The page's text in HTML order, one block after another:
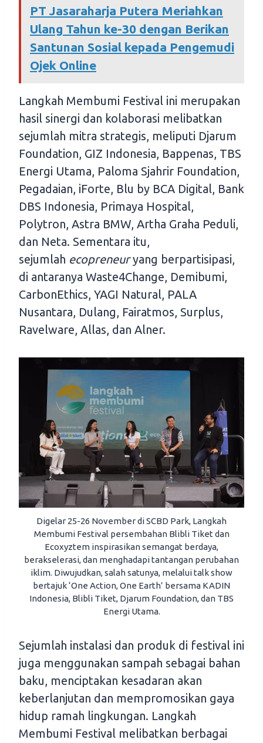
PT Jasaraharja Putera Meriahkan
Ulang Tahun ke-30 dengan Berikan
Santunan Sosial kepada Pengemudi
Ojek Online
Langkah Membumi Festival ini merupakan
hasil sinergi dan kolaborasi melibatkan
sejumlah mitra strategis, meliputi Djarum
Foundation, GIZ Indonesia, Bappenas, TBS
Energi Utama, Paloma Sjahrir Foundation,
Pegadaian, iForte, Blu by BCA Digital, Bank
DBS Indonesia, Primaya Hospital,
Polytron, Astra BMW, Artha Graha Peduli,
dan Neta. Sementara itu,
sejumlah ecopreneuryang berpartisipasi,
di antaranya Waste4Change, Demibumi,
CarbonEthics, YAGI Natural, PALA
Nusantara, Dulang, Fairatmos, Surplus,
Ravelware, Allas, dan Alner.
Digelar 25-26 November di SCBD Park, Langkah
Membumi Festival persembahan Blibli Tiket dan
Ecoxyztem inspirasikan semangat berdaya,
berakselerasi, dan menghadapi tantangan perubahan
iklim. Diwujudkan, salah satunya, melalui talk show
bertajuk ‘One Action, One Earth’ bersama KADIN
Indonesia, Blibli Tiket, Djarum Foundation, dan TBS
Energi Utama.
Sejumlah instalasi dan produk di festival ini
juga menggunakan sampah sebagai bahan
baku, menciptakan kesadaran akan
keberlanjutan dan mempromosikan gaya
hidup ramah lingkungan. Langkah
Membumi Festival melibatkan berbagai